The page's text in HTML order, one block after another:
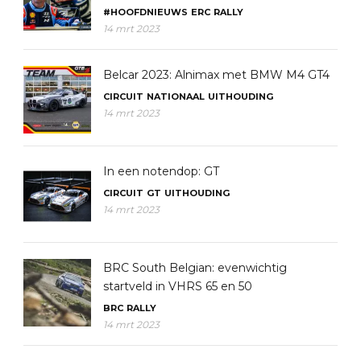
#HOOFDNIEUWS ERC RALLY
14 mrt 2023
Belcar 2023: Alnimax met BMW M4 GT4
CIRCUIT NATIONAAL UITHOUDING
14 mrt 2023
In een notendop: GT
CIRCUIT GT UITHOUDING
14 mrt 2023
BRC South Belgian: evenwichtig
startveld in VHRS 65 en 50
BRC RALLY
14 mrt 2023